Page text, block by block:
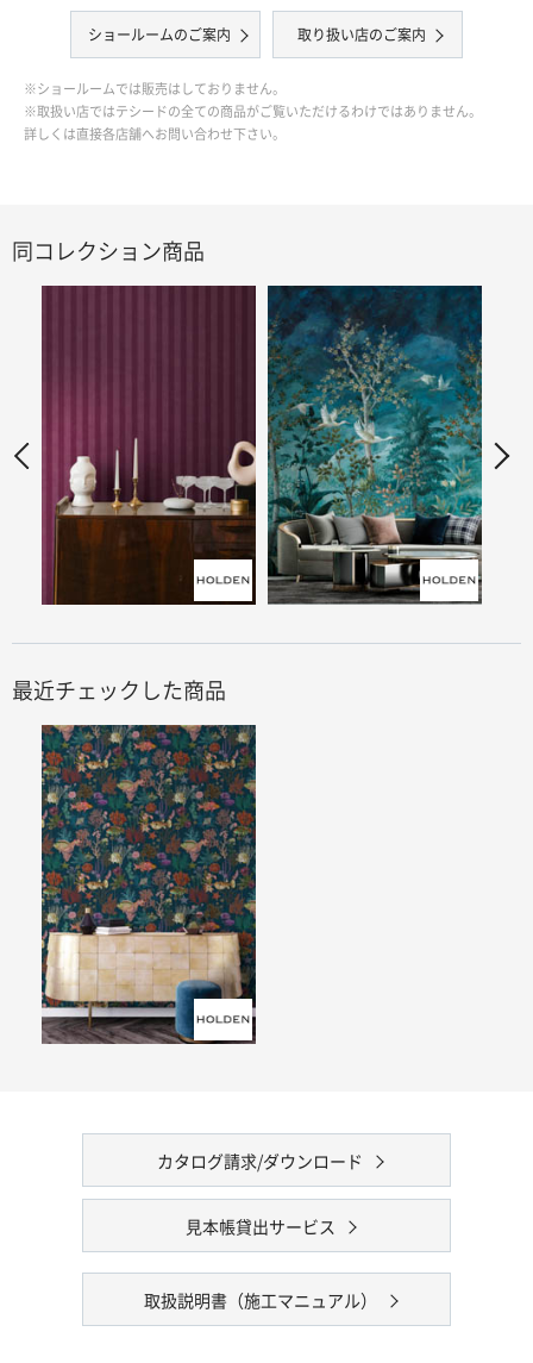
ショールームのご案内 取り扱い店のご案内
※ショールームでは販売はしておりません。
※取扱い店ではテシードの全ての商品がご覧いただけるわけではありません。
詳しくは直接各店舗へお問い合わせ下さい。
同コレクション商品
最近チェックした商品
カタログ請求/ダウンロード
見本帳貸出サービス
取扱説明書（施工マニュアル）